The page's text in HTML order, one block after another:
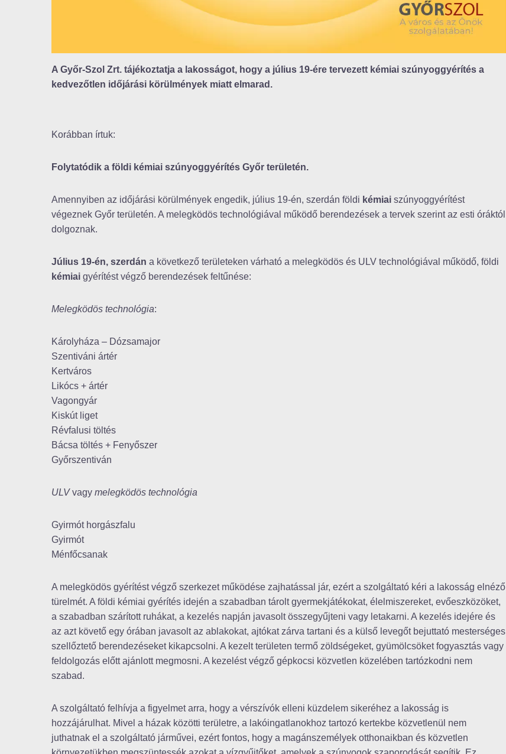
A Győr-Szol Zrt. tájékoztatja a lakosságot, hogy a július 19-ére tervezett kémiai szúnyoggyérítés a
kedvezőtlen időjárási körülmények miatt elmarad.
Korábban írtuk:
Folytatódik a földi kémiai szúnyoggyérítés Győr területén.
Amennyiben az időjárási körülmények engedik, július 19-én, szerdán földi kémiai szúnyoggyérítést
végeznek Győr területén. A melegködös technológiával működő berendezések a tervek szerint az esti óráktól
dolgoznak.
Július 19-én, szerdán a következő területeken várható a melegködös és ULV technológiával működő, földi
kémiai gyérítést végző berendezések feltűnése:
Melegködös technológia:
Károlyháza – Dózsamajor
Szentiváni ártér
Kertváros
Likócs + ártér
Vagongyár
Kiskút liget
Révfalusi töltés
Bácsa töltés + Fenyőszer
Győrszentiván
ULVvagy melegködös technológia
Gyirmót horgászfalu
Gyirmót
Ménfőcsanak
A melegködös gyérítést végző szerkezet működése zajhatással jár, ezért a szolgáltató kéri a lakosság elnéző
türelmét. A földi kémiai gyérítés idején a szabadban tárolt gyermekjátékokat, élelmiszereket, evőeszközöket,
a szabadban szárított ruhákat, a kezelés napján javasolt összegyűjteni vagy letakarni. A kezelés idejére és
az azt követő egy órában javasolt az ablakokat, ajtókat zárva tartani és a külső levegőt bejuttató mesterséges
szellőztető berendezéseket kikapcsolni. A kezelt területen termő zöldségeket, gyümölcsöket fogyasztás vagy
feldolgozás előtt ajánlott megmosni. A kezelést végző gépkocsi közvetlen közelében tartózkodni nem
szabad.
A szolgáltató felhívja a figyelmet arra, hogy a vérszívók elleni küzdelem sikeréhez a lakosság is
hozzájárulhat. Mivel a házak közötti területre, a lakóingatlanokhoz tartozó kertekbe közvetlenül nem
juthatnak el a szolgáltató járművei, ezért fontos, hogy a magánszemélyek otthonaikban és közvetlen